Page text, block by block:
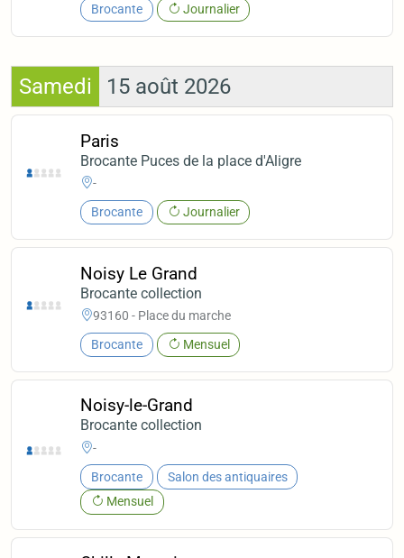
Brocante Journalier
Samedi 15 août 2026
Paris
Brocante Puces de la place d'Aligre
-
Brocante Journalier
Noisy Le Grand
Brocante collection
93160 - Place du marche
Brocante Mensuel
Noisy-le-Grand
Brocante collection
-
Brocante
Salon des antiquaires
Mensuel